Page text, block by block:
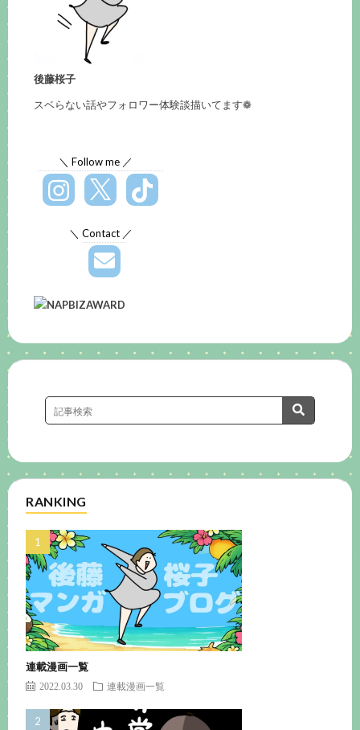
後藤桜子
スベらない話やフォロワー体験談描いてます❁
＼ Follow me ／
＼ Contact ／
RANKING
連載漫画一覧
2022.03.30 連載漫画一覧